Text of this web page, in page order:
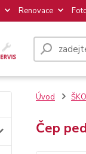
Renovace
Úvod
Čep